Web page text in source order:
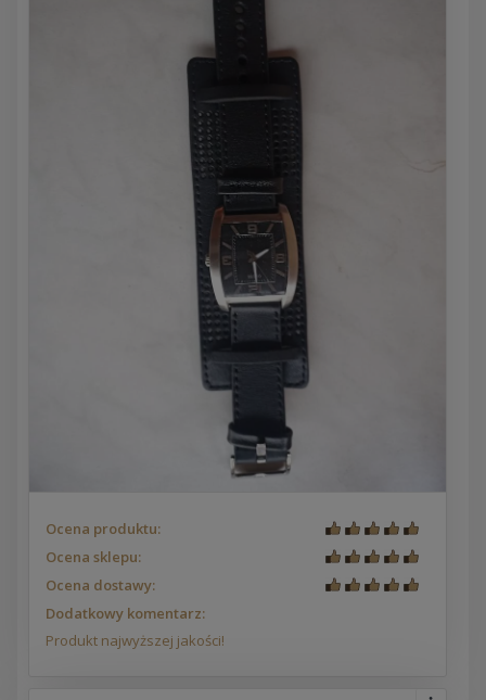
Ocena produktu:
Ocena sklepu:
Ocena dostawy:
Dodatkowy komentarz:
Produkt najwyższej jakości!